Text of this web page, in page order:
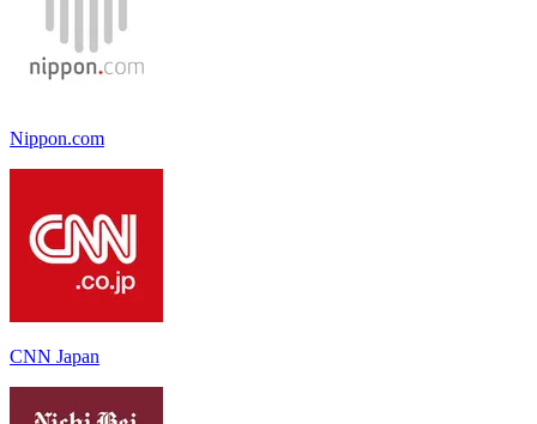
Nippon.com
CNN Japan